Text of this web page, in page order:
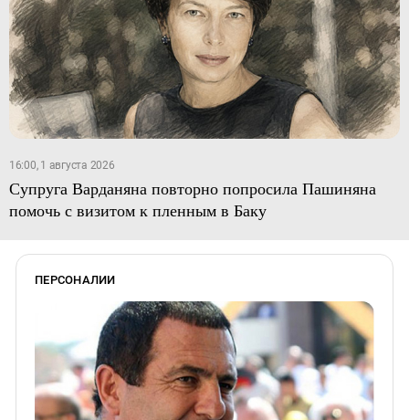
16:00, 1 августа 2026
Супруга Варданяна повторно попросила Пашиняна
помочь с визитом к пленным в Баку
ПЕРСОНАЛИИ